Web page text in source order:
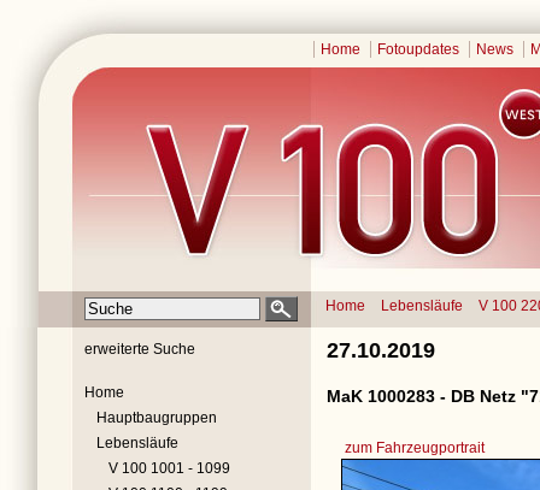
Home Fotoupdates News
Home Lebensläufe V 100
erweiterte Suche
Home
Hauptbaugruppen
Lebensläufe
V 100 1001 - 1099
27.10.2019
MaK 1000283 - DB Netz
zum Fahrzeugportrait